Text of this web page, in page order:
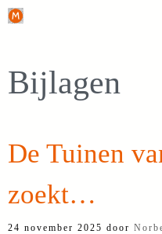
Ga
inhoud
Bijlagen
De Tuinen
zoekt…
24 november 2025 door